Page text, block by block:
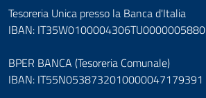
Tesoreria Unica presso la Banca d'Italia
IBAN: IT35W0100004306TU0000005880
BPER BANCA (Tesoreria Comunale)
IBAN: IT55N0538732010000047179391